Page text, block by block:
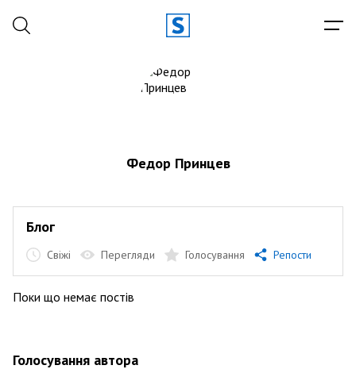
Федор Принцев
Блог
Свіжі Перегляди Голосування Репости
Поки що немає постів
Голосування автора